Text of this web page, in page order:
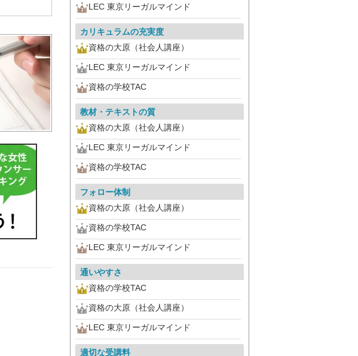
LEC 東京リーガルマインド
カリキュラムの充実度
資格の大原（社会人講座）
LEC 東京リーガルマインド
資格の学校TAC
教材・テキストの質
資格の大原（社会人講座）
LEC 東京リーガルマインド
資格の学校TAC
フォロー体制
資格の大原（社会人講座）
資格の学校TAC
LEC 東京リーガルマインド
通いやすさ
資格の学校TAC
資格の大原（社会人講座）
LEC 東京リーガルマインド
適切な受講料